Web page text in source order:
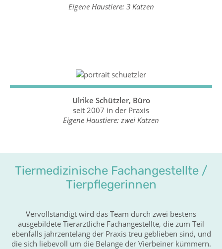
Eigene Haustiere: 3 Katzen
Ulrike Schützler, Büro
seit 2007 in der Praxis
Eigene Haustiere: zwei Katzen
Tiermedizinische Fachangestellte /
Tierpflegerinnen
Vervollständigt wird das Team durch zwei bestens
ausgebildete Tierärztliche Fachangestellte, die zum Teil
ebenfalls jahrzentelang der Praxis treu geblieben sind, und
die sich liebevoll um die Belange der Vierbeiner kümmern.